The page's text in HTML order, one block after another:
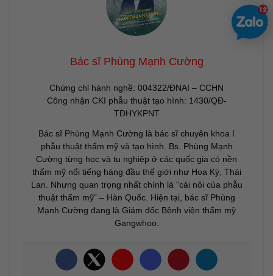
Bác sĩ Phùng Mạnh Cường
Chứng chỉ hành nghề: 004322/ĐNAI – CCHN
Công nhận CKI phẫu thuật tạo hình: 1430/QĐ-
TĐHYKPNT
Bác sĩ Phùng Mạnh Cường là bác sĩ chuyên khoa I
phẫu thuật thẩm mỹ và tạo hình. Bs. Phùng Mạnh
Cường từng học và tu nghiệp ở các quốc gia có nền
thẩm mỹ nổi tiếng hàng đầu thế giới như Hoa Kỳ, Thái
Lan. Nhưng quan trọng nhất chính là “cái nôi của phẫu
thuật thẩm mỹ” – Hàn Quốc. Hiện tại, bác sĩ Phùng
Mạnh Cường đang là Giám đốc Bệnh viện thẩm mỹ
Gangwhoo.